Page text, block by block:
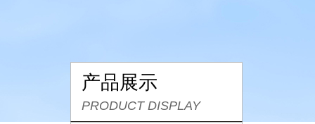
产品展示
PRODUCT DISPLAY